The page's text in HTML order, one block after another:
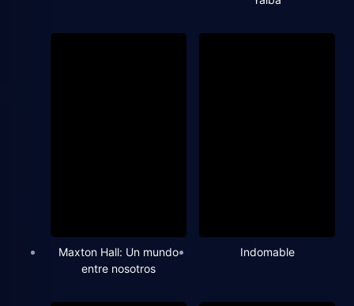
Maxton Hall: Un mundo
entre nosotros
Indomable